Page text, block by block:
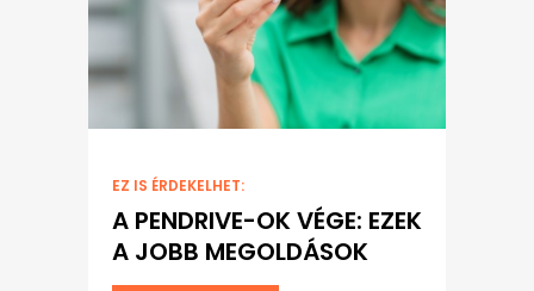
EZ IS ÉRDEKELHET:
A PENDRIVE-OK VÉGE: EZEK
A JOBB MEGOLDÁSOK